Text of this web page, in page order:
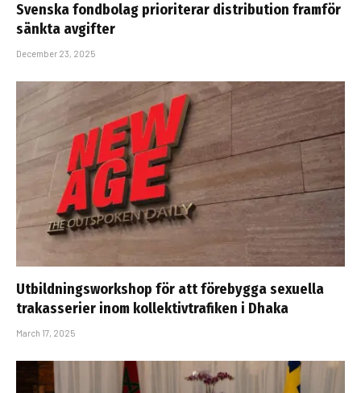
Svenska fondbolag prioriterar distribution framför
sänkta avgifter
December 23, 2025
Utbildningsworkshop för att förebygga sexuella
trakasserier inom kollektivtrafiken i Dhaka
March 17, 2025